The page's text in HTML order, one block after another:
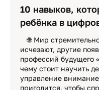
10 навыков,
ребёнка в
⠀ 🌐 Мир
исчезают, другие
профессий будущего
чему стоит научить
управление
пригодится, чтобы